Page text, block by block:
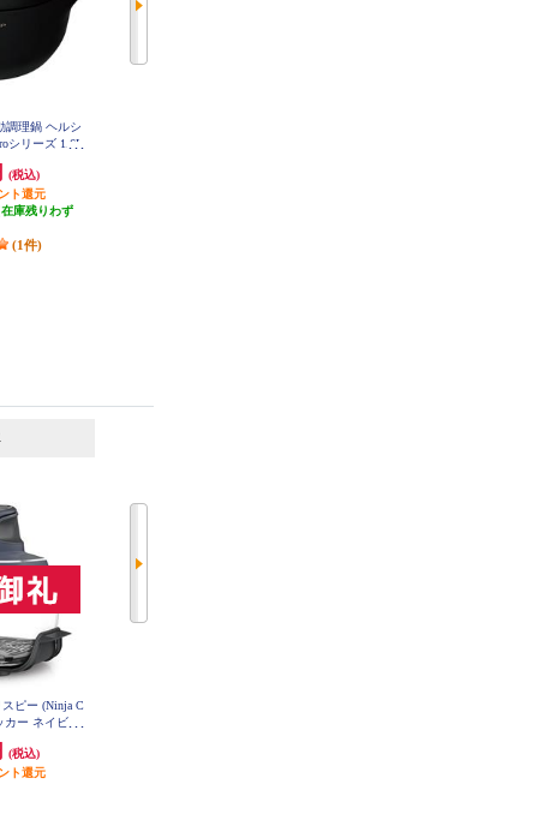
調理鍋 ヘルシ
シリーズ 1.6L
(税込)
ト還元
庫残りわず
(1件)
ピー (Ninja C
ー ネイビー
(税込)
ト還元